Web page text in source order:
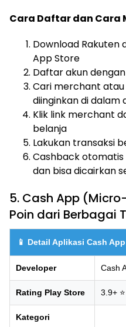
Cara Daftar dan Cara
Download Rakuten
App Store
Daftar akun
Cari merchant
diinginkan di dalam
Klik link merchant
belanja
Lakukan transaksi
Cashback otomatis
dan bisa dicairkan
5. Cash App
Poin dari Berbagai
📱 Detail Aplikasi Cash
Developer Cash
Rating Play Store 3.9+ ⭐
Kategori